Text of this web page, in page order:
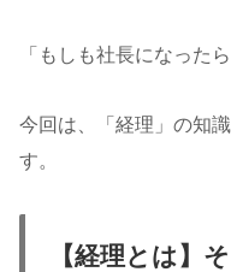
「もしも社長になった
今回は、「経理」の知
す。
【経理とは】